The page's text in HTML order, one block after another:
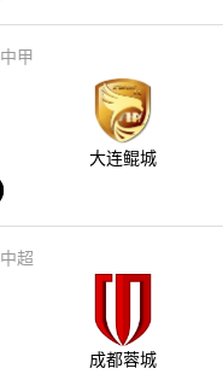
中甲
大连鲲城
中超
成都蓉城